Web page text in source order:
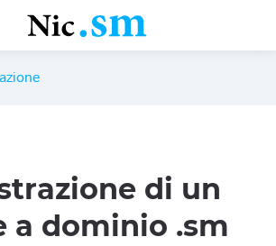
di un
a dominio .sm